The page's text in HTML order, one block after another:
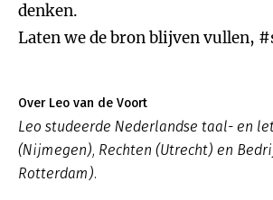
denken.
Laten we de bron blijven vullen,
Over Leo van de Voort
Leo studeerde Nederlandse taal- en
(Nijmegen), Rechten (Utrecht) en
Rotterdam).